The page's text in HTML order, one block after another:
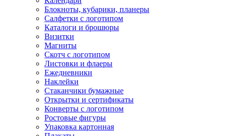
Блокноты, кубарики, планеры
Салфетки с логотипом
Каталоги и брошюры
Визитки
Магниты
Скотч с логотипом
Листовки и флаеры
Ежедневники
Наклейки
Стаканчики бумажные
Открытки и сертификаты
Конверты с логотипом
Ростовые фигуры
Упаковка картонная